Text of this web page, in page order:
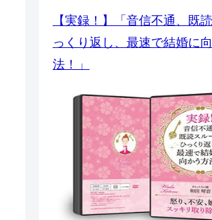
【実録！】「音信不通、既
っくり返し、最速で結婚に
法！」